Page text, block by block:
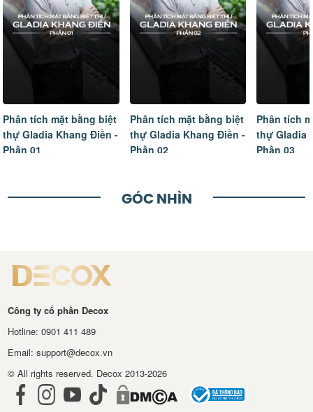
Phân tích mặt bằng biệt
thự Gladia Khang Điền -
Phần 02
Phân tích mặt bằng biệt
thự Gladia Khang Điền -
Phần 03
Tâm sự
ngôi nhà
hoàn thiện
GÓC NHÌN
Công ty cổ phần Decox
Hotline: 0901 411 489
Email: support@decox.vn
© All rights reserved. Decox 2013-2026